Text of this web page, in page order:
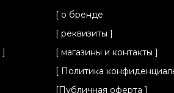
]
[ о бренде
[ реквизиты ]
[ магазины и контакты ]
[ Политика
[Публичная оферта ]